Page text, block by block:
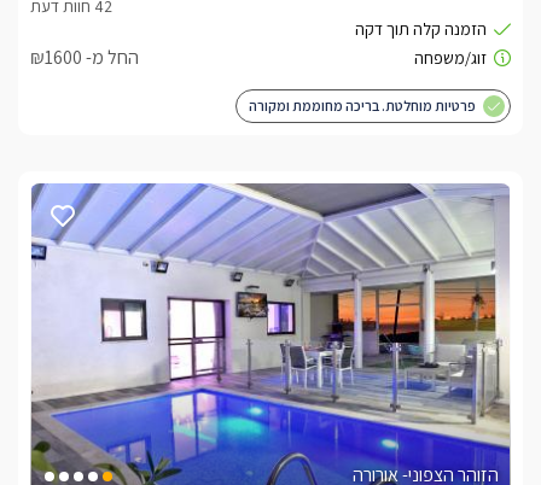
החל מ- ₪1600
פרטיות מוחלטת. בריכה מחוממת ומקורה
הזוהר הצפוני- אורורה